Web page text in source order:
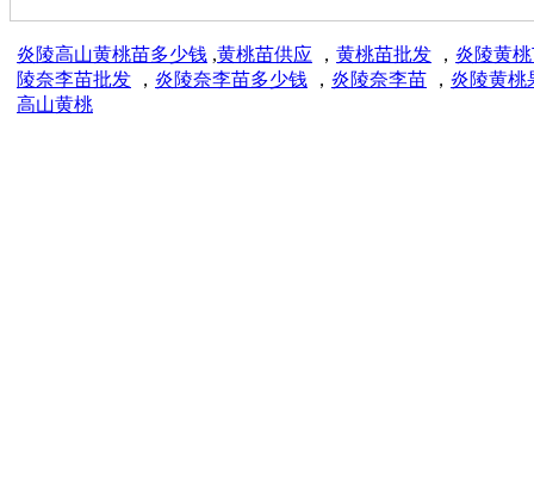
炎陵高山黄桃苗多少钱 ,黄桃苗供应 ， 黄桃苗批发 ， 炎陵黄
陵奈李苗批发 ， 炎陵奈李苗多少钱 ， 炎陵奈李苗 ， 炎陵黄桃
高山黄桃